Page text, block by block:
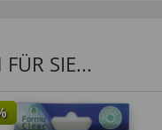
SIE...